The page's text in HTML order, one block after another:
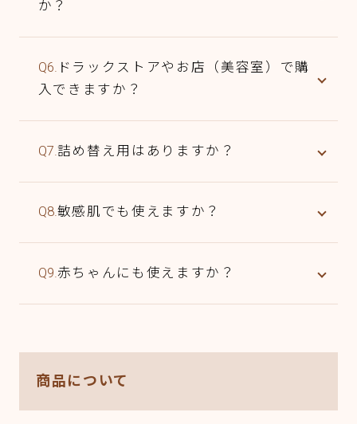
か？
Q6. ドラックストアやお店（美容室）で購
入できますか？
Q7. 詰め替え用はありますか？
Q8.敏感肌でも使えますか？
Q9.赤ちゃんにも使えますか？
商品について